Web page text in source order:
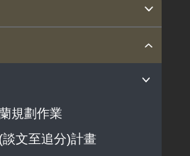
規劃作業
文至追分)計畫